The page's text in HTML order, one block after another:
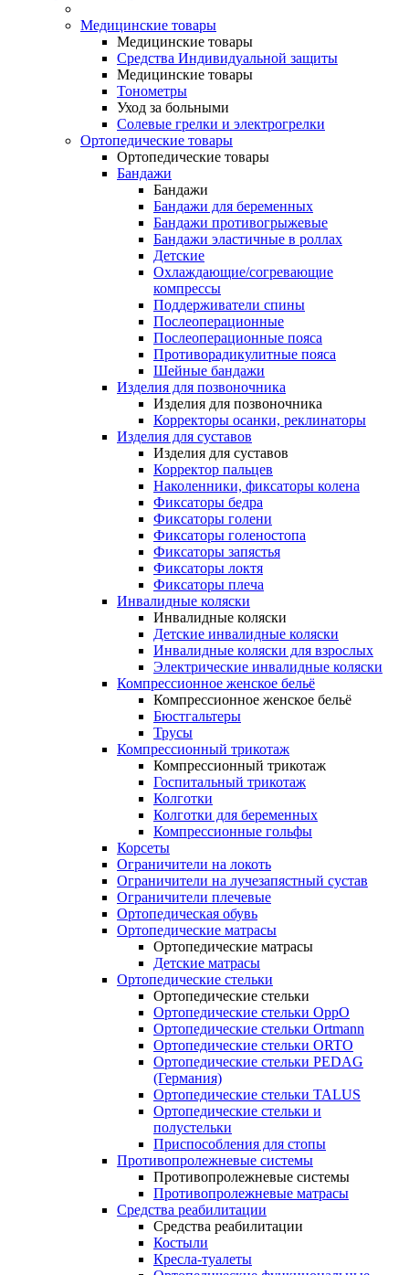
Медицинские товары
Медицинские товары
Средства Индивидуальной защиты
Медицинские товары
Тонометры
Уход за больными
Солевые грелки и электрогрелки
Ортопедические товары
Ортопедические товары
Бандажи
Бандажи
Бандажи для беременных
Бандажи противогрыжевые
Бандажи эластичные в роллах
Детские
Охлаждающие/согревающие
компрессы
Поддерживатели спины
Послеоперационные
Послеоперационные пояса
Противорадикулитные пояса
Шейные бандажи
Изделия для позвоночника
Изделия для позвоночника
Корректоры осанки, реклинаторы
Изделия для суставов
Изделия для суставов
Корректор пальцев
Наколенники, фиксаторы колена
Фиксаторы бедра
Фиксаторы голени
Фиксаторы голеностопа
Фиксаторы запястья
Фиксаторы локтя
Фиксаторы плеча
Инвалидные коляски
Инвалидные коляски
Детские инвалидные коляски
Инвалидные коляски для взрослых
Электрические инвалидные коляски
Компрессионное женское бельё
Компрессионное женское бельё
Бюстгальтеры
Трусы
Компрессионный трикотаж
Компрессионный трикотаж
Госпитальный трикотаж
Колготки
Колготки для беременных
Компрессионные гольфы
Корсеты
Ограничители на локоть
Ограничители на лучезапястный сустав
Ограничители плечевые
Ортопедическая обувь
Ортопедические матрасы
Ортопедические матрасы
Детские матрасы
Ортопедические стельки
Ортопедические стельки
Ортопедические стельки OppO
Ортопедические стельки Ortmann
Ортопедические стельки ORTO
Ортопедические стельки PEDAG
(Германия)
Ортопедические стельки TALUS
Ортопедические стельки и
полустельки
Приспособления для стопы
Противопролежневые системы
Противопролежневые системы
Противопролежневые матрасы
Средства реабилитации
Средства реабилитации
Костыли
Кресла-туалеты